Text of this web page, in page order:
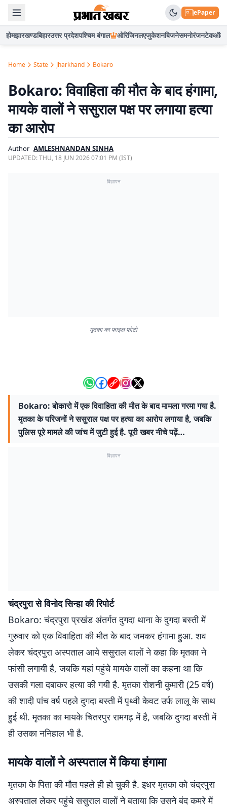
ePaper
होमझारखण्डबिहारउत्तर प्रदेशपश्चिम बंगाल ओरिजिनलएजुकेशनबिजनेसमनोरंजनटेकऑटो
Home State Jharkhand Bokaro
Bokaro: विवाहिता की मौत के बाद हंगामा,
मायके वालों ने ससुराल पक्ष पर लगाया हत्या
का आरोप
Author AMLESHNANDAN SINHA
UPDATED:THU, 18 JUN 2026 07:01 PM (IST)
विज्ञापन
मृतका का फाइल फोटो
Bokaro: बोकारो में एक विवाहिता की मौत के बाद मामला गरमा गया है.
मृतका के परिजनों ने ससुराल पक्ष पर हत्या का आरोप लगाया है, जबकि
पुलिस पूरे मामले की जांच में जुटी हुई है. पूरी खबर नीचे पढ़ें…
विज्ञापन
चंद्रपुरा से विनोद सिन्हा की रिपोर्ट
Bokaro: चंद्रपुरा प्रखंड अंतर्गत दुगदा थाना के दुगदा बस्ती में
गुरुवार को एक विवाहिता की मौत के बाद जमकर हंगामा हुआ. शव
लेकर चंद्रपुरा अस्पताल आये ससुराल वालों ने कहा कि मृतका ने
फांसी लगायी है, जबकि यहां पहुंचे मायके वालों का कहना था कि
उसकी गला दबाकर हत्या की गयी है. मृतका रोशनी कुमारी (25 वर्ष)
की शादी पांच वर्ष पहले दुगदा बस्ती में पृथ्वी केवट उर्फ लालू के साथ
हुई थी. मृतका का मायके चितरपुर रामगढ़ में है, जबकि दुगदा बस्ती में
ही उसका ननिहाल भी है.
मायके वालों ने अस्पताल में किया हंगामा
मृतका के पिता की मौत पहले ही हो चुकी है. इधर मृतका को चंद्रपुरा
अस्पताल लेकर पहुंचे ससुराल वालों ने बताया कि उसने बंद कमरे में